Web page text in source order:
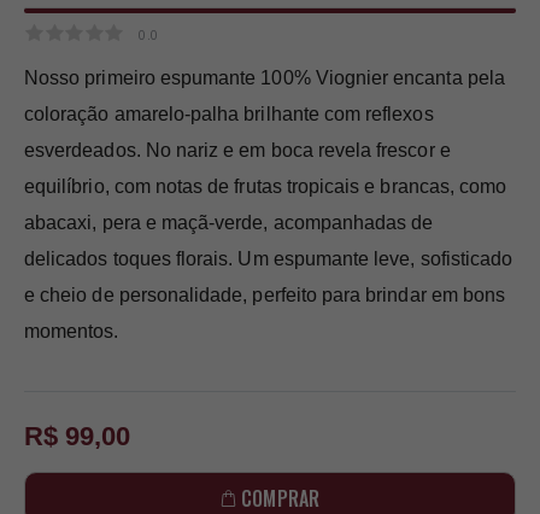
0.0
0.0
Nosso primeiro espumante 100% Viognier encanta pela
coloração amarelo-palha brilhante com reflexos
esverdeados. No nariz e em boca revela frescor e
equilíbrio, com notas de frutas tropicais e brancas, como
abacaxi, pera e maçã-verde, acompanhadas de
delicados toques florais. Um espumante leve, sofisticado
e cheio de personalidade, perfeito para brindar em bons
momentos.
R$ 99,00
COMPRAR